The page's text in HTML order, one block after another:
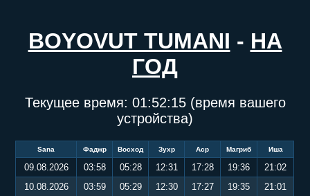
BOYOVUT TUMANI - НА
ГОД
Текущее время: 01:52:16(время вашего
устройства)
Sana Фаджр Восход Зухр Аср Магриб Иша
09.08.2026 03:58 05:28 12:31 17:28 19:36
21:02
10.08.2026
03:59 05:29 12:30 17:27 19:35
21:01